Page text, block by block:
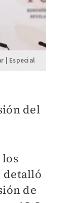
| Especial
del
detalló
de